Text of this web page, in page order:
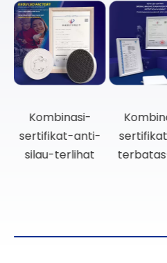
Kombinasi-
sertifikat-anti-
silau-800
Lampu
sertifikat